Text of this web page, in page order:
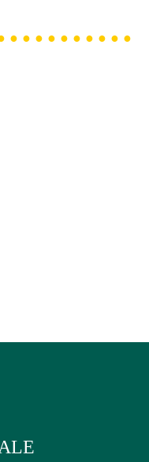
● ● ● ● ● ● ● ● ● ●